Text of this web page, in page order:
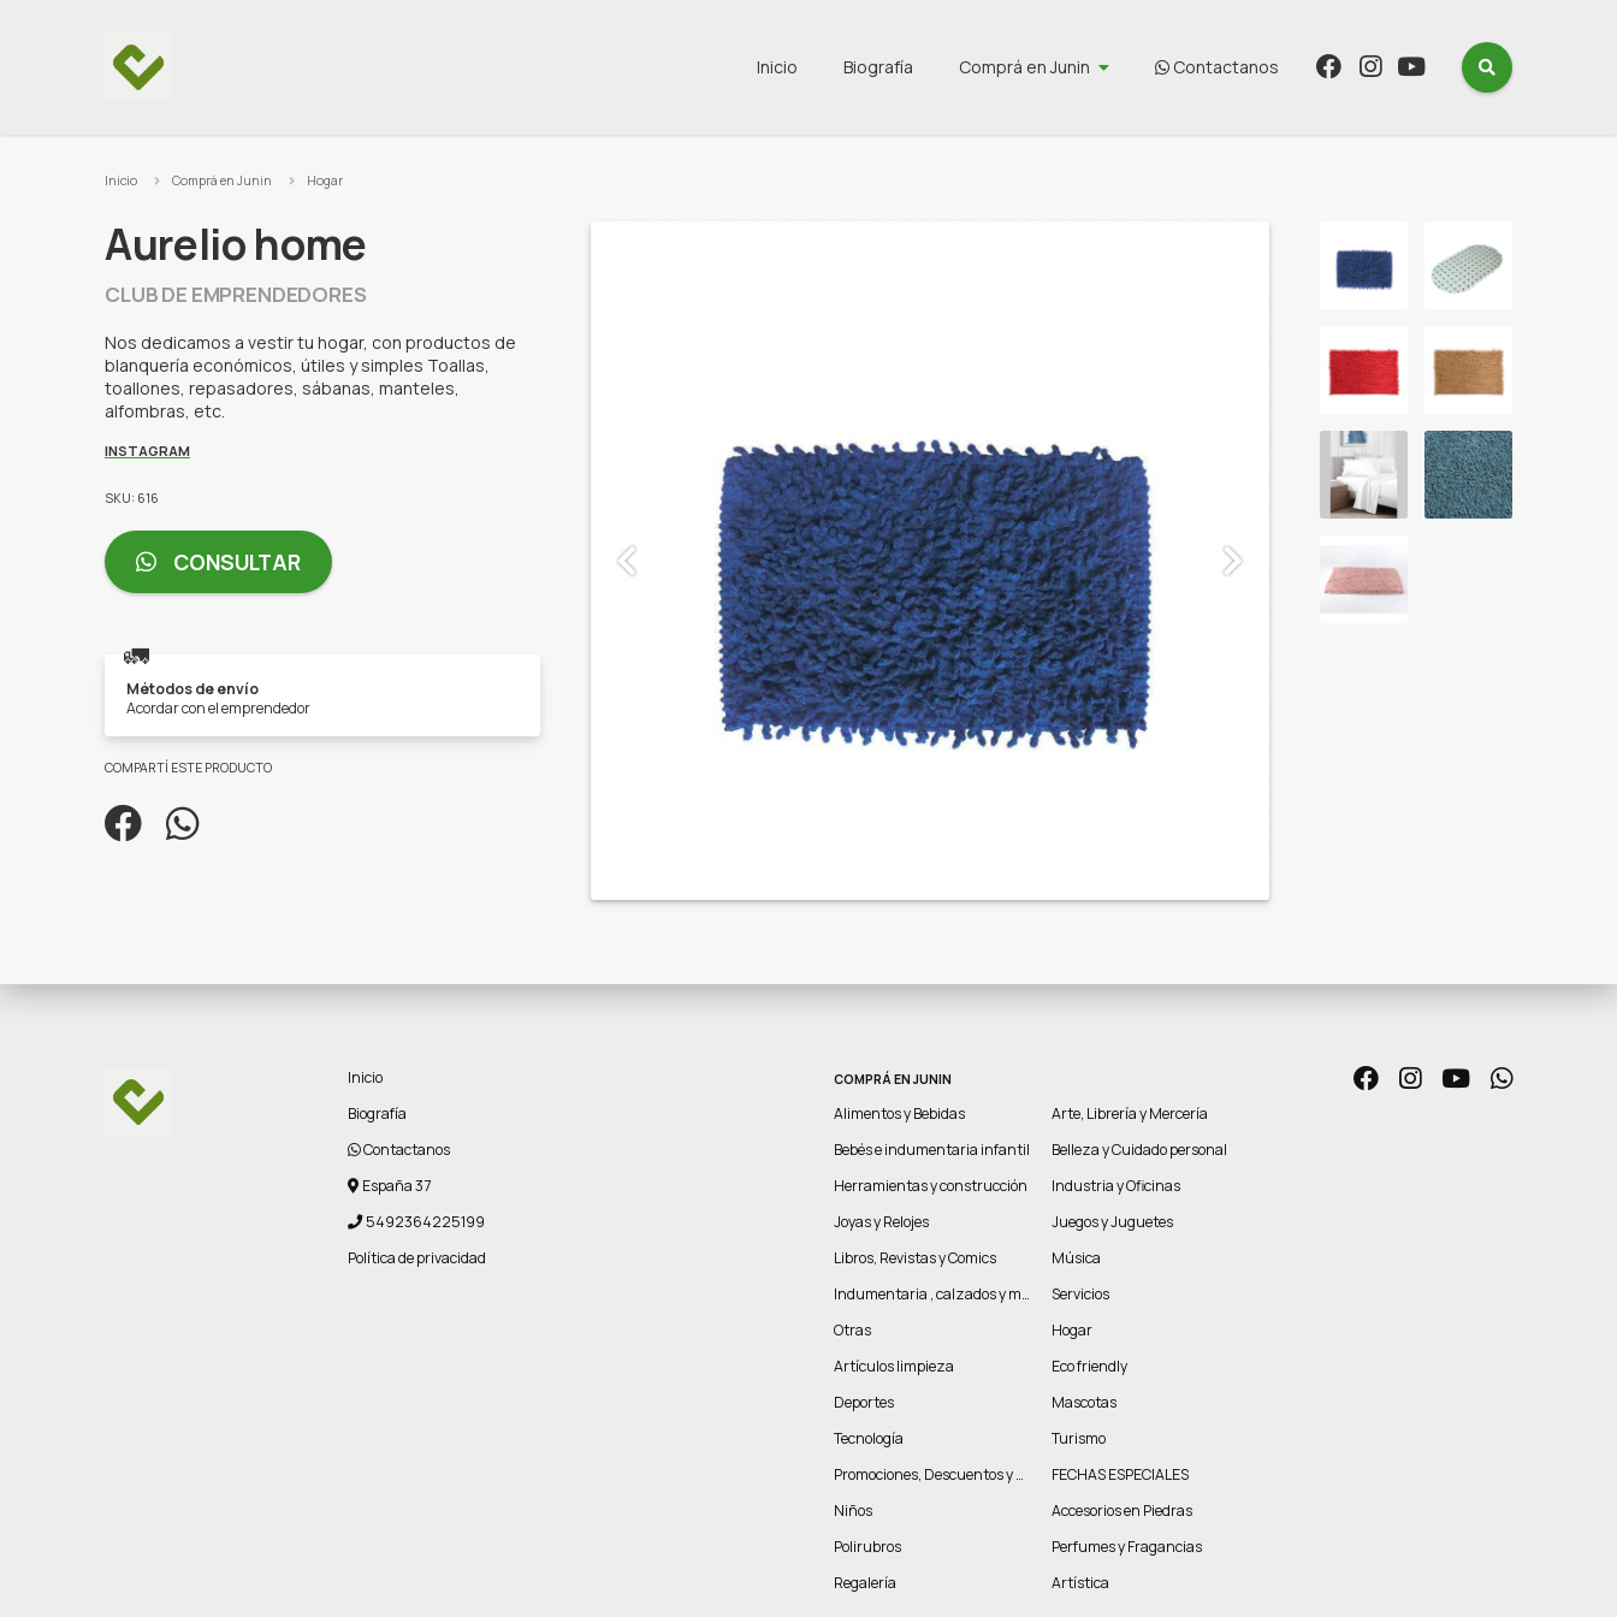
Inicio Biografía Comprá en Junin Contactanos
Inicio Comprá en Junin Hogar
Aurelio home
CLUB DE EMPRENDEDORES
Nos dedicamos a vestir tu hogar, con productos de
blanquería económicos, útiles y simples Toallas,
toallones, repasadores, sábanas, manteles,
alfombras, etc.
INSTAGRAM
SKU: 616
CONSULTAR
🚛
Métodos de envío
Acordar con el emprendedor
COMPARTÍ ESTE PRODUCTO
Inicio
Biografía
Contactanos
España 37
5492364225199
Política de privacidad
COMPRÁ EN JUNIN
Alimentos y Bebidas
Arte, Librería y Mercería
Bebés e indumentaria infantil
Belleza y Cuidado personal
Herramientas y construcción
Industria y Oficinas
Joyas y Relojes
Juegos y Juguetes
Libros, Revistas y Comics
Música
Indumentaria , calzados y marroquinería
Servicios
Otras
Hogar
Artículos limpieza
Eco friendly
Deportes
Mascotas
Tecnología
Turismo
Promociones, Descuentos y más
FECHAS ESPECIALES
Niños
Accesorios en Piedras
Polirubros
Perfumes y Fragancias
Regalería
Artística